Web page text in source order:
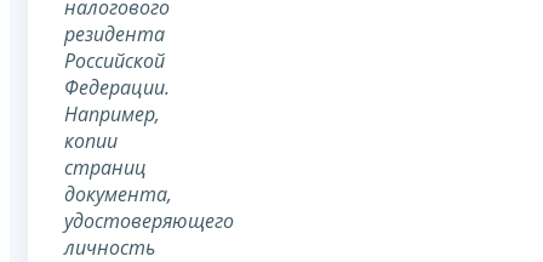
налогового
резидента
Российской
Федерации.
Например,
копии
страниц
документа,
удостоверяющего
личность